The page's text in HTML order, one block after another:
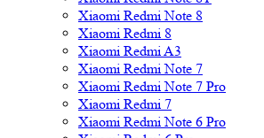
Xiaomi Redmi Note 8
Xiaomi Redmi 8
Xiaomi Redmi A3
Xiaomi Redmi Note 7
Xiaomi Redmi Note 7 Pro
Xiaomi Redmi 7
Xiaomi Redmi Note 6 Pro